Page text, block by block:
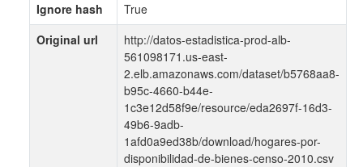
Ignore hash
True
Original url
http://datos-estadistica-prod-alb-
561098171.us-east-
2.elb.amazonaws.com/dataset/b5768aa8-
b95c-4660-b44e-
1c3e12d58f9e/resource/eda2697f-16d3-
49b6-9adb-
1afd0a9ed38b/download/hogares-por-
disponibilidad-de-bienes-censo-2010.csv